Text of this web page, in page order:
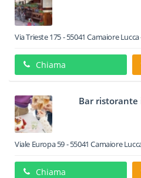
Via Trieste 175-55041 CamaioreLucca
Chiama
Bar ristorante
Viale Europa 59-55041 Camaiore
Chiama